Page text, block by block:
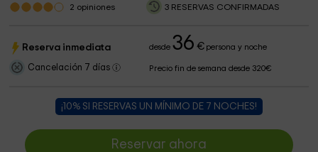
2 opiniones 3 RESERVAS CONFIRMADAS
Reserva inmediata desde36 €persona y noche
Cancelación 7 días Precio fin de semana desde 320€
¡10% SI RESERVAS UN MÍNIMO DE 7 NOCHES!
Reservar ahora